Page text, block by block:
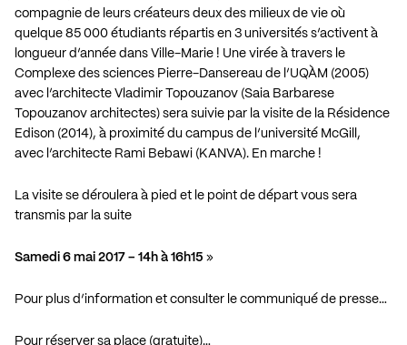
compagnie de leurs créateurs deux des milieux de vie où
quelque 85 000 étudiants répartis en 3 universités s’activent à
longueur d’année dans Ville-Marie ! Une virée à travers le
Complexe des sciences Pierre-Dansereau de l’UQÀM (2005)
avec l’architecte Vladimir Topouzanov (Saia Barbarese
Topouzanov architectes) sera suivie par la visite de la Résidence
Edison (2014), à proximité du campus de l’université McGill,
avec l’architecte Rami Bebawi (KANVA). En marche !
La visite se déroulera à pied et le point de départ vous sera
transmis par la suite
Samedi 6 mai 2017 – 14h à 16h15 »
Pour plus d’information et consulter le communiqué de presse…
Pour réserver sa place (gratuite)…